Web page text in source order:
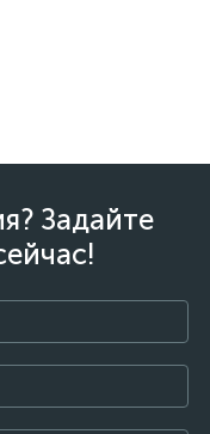
Задайте